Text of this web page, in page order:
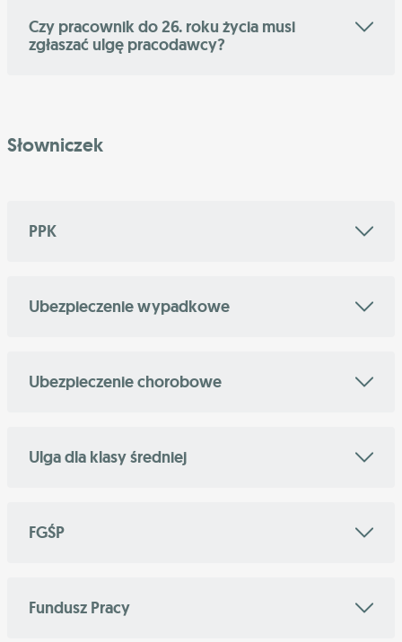
Czy pracownik do 26. roku życia musi
zgłaszać ulgę pracodawcy?
Słowniczek
PPK
Ubezpieczenie wypadkowe
Ubezpieczenie chorobowe
Ulga dla klasy średniej
FGŚP
Fundusz Pracy